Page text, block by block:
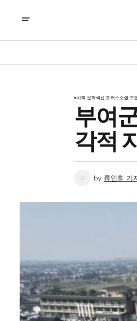
사회 문화섹션 포커스소셜 트
부여
각적
by 류인희 기